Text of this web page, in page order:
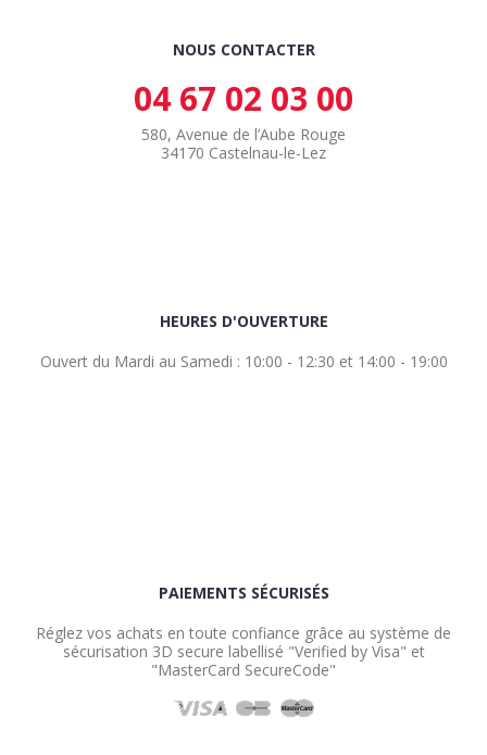
NOUS CONTACTER
04 67 02 03 00
580, Avenue de l’Aube Rouge
34170 Castelnau-le-Lez
HEURES D'OUVERTURE
Ouvert du Mardi au Samedi : 10:00 - 12:30 et 14:00 - 19:00
PAIEMENTS SÉCURISÉS
Réglez vos achats en toute confiance grâce au système de
sécurisation 3D secure labellisé "Verified by Visa" et
"MasterCard SecureCode"